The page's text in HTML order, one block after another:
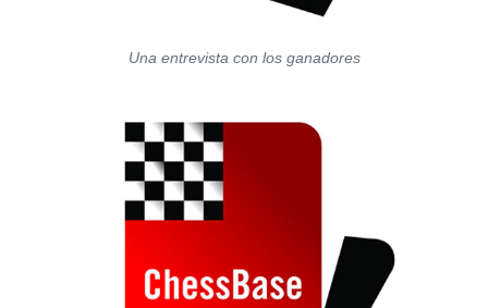
Una entrevista con los ganadores